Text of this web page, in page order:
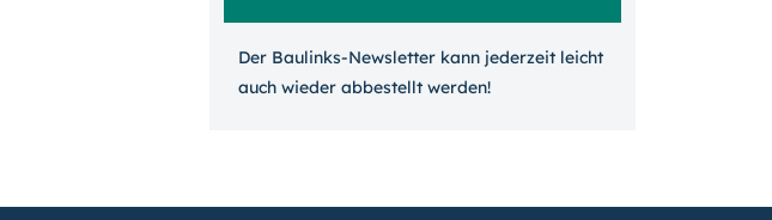
Der Baulinks-Newsletter kann jeder­zeit leicht
auch wieder ab­bestellt werden!